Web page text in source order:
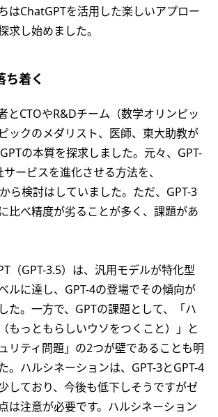
はChatGPTを活用した楽しいアプロー
求し始めました。
ち着く
とCTOやR&Dチーム（数学オリンピッ
ックのメダリスト、医師、東大助教が
の本質を探求しました。元々、GPT-
ービスを進化させる方法を、
ら検討はしていました。ただ、GPT-3
比べ精度が劣ることが多く、課題があ
（GPT-3.5）は、汎用モデルが特化型
ルに達し、GPT-4の登場でその傾向が
た。一方で、GPTの課題として、「ハ
もっともらしいウソをつくこと）」と
リティ問題」の2つが壁であることも明
。ハルシネーションは、GPT-3とGPT-4
しており、今後も低下しそうですがゼ
は注意が必要です。ハルシネーション